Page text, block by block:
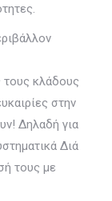
τους κλάδους
στην
Δηλαδή για
Διά
τους με